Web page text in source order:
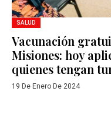
SALUD
Vacunación
Misiones: hoy
quienes tengan
19 De Enero De 2024